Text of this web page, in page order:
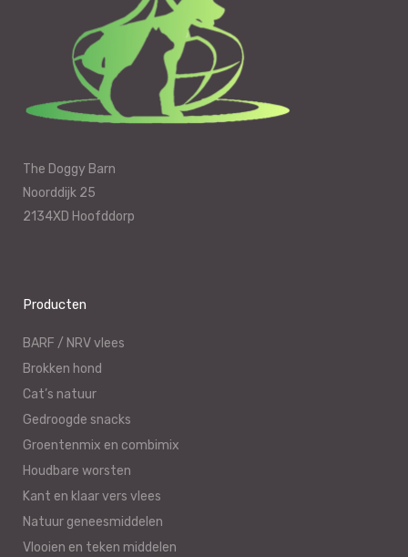
The Doggy Barn
Noorddijk 25
2134XD Hoofddorp
Producten
BARF / NRV vlees
Brokken hond
Cat’s natuur
Gedroogde snacks
Groentenmix en combimix
Houdbare worsten
Kant en klaar vers vlees
Natuur geneesmiddelen
Vlooien en teken middelen